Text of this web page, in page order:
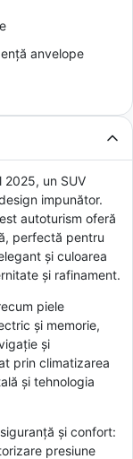
anvelope
2025, un SUV
impunător.
autoturism oferă
perfectă pentru
și culoarea
și rafinament.
piele
și memorie,
și
prin climatizarea
și tehnologia
și confort:
presiune